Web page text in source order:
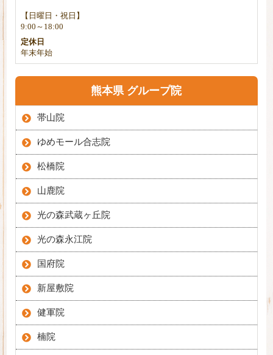
【日曜日・祝日】
9:00～18:00
定休日
年末年始
熊本県 グループ院
帯山院
ゆめモール合志院
松橋院
山鹿院
光の森武蔵ヶ丘院
光の森永江院
国府院
新屋敷院
健軍院
楠院